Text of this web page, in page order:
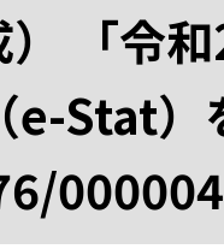
） 「令
e-Stat）